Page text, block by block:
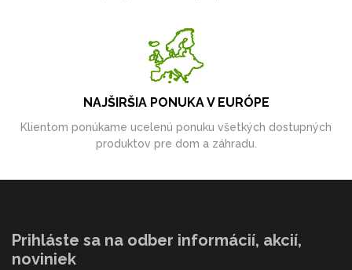
NAJŠIRŠIA PONUKA V EURÓPE
Klientom ponúkame ucelenú ponuku všetkých dostupných
produktov pre dom a záhradu.
Prihláste sa na odber informácií, akcií,
noviniek